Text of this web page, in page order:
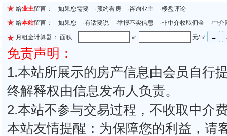
给业主留言： 如果您需要 ·预约看房 ·咨询业主 ·楼盘评论
给本站留言： 如果您 ·有话要说 ·举报不实信息 ·非中介收取佣金 ·中介
月租金计算器： 面积
㎡ 元/㎡
免责声明：
1.本站所展示的房产信息由会员自行
终解释权由信息发布人负责。
2.本站不参与交易过程，不收取中介
本站友情提醒：为保障您的利益，请